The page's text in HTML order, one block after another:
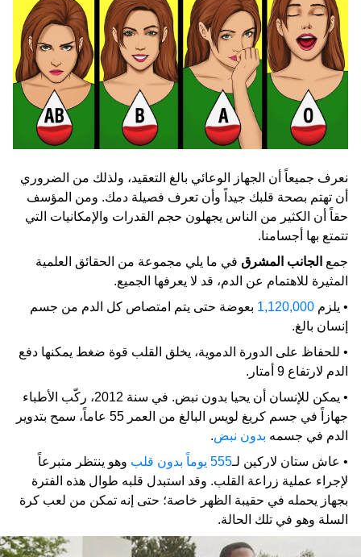
نعرف جميعاً أن الجهاز الوعائي بالغ التعقيد، ولذلك من الضروري
أن تهتم بصحة قلبك جيداً وأن تعرف فصيلة دمك. ومن المؤسف
حقاً أن الكثير من الناس يجهلون حجم القدرات والإمكانيات التي
تتمتع بها أجسامنا.
جمع الجانب المشرق في ما يلي مجموعة من الحقائق العلمية
المثيرة للاهتمام عن الدم، قد لا يعرفها الجميع.
• يلزم 1,120,000 بعوضة حتى يتم امتصاص كل الدم من جسم
إنسان بالغ.
• للحفاظ على الدورة الدموية، يخلق القلب قوة ضغط يمكنها دفع
الدم لارتفاع 9 أمتار.
• يمكن للإنسان أن يحيا بدون نبض. في سنة 2012، ركّب الأطباء
جهازاً في جسم كريغ لويس البالغ من العمر 55 عاماً، سمح بتدوير
الدم في جسمه بدون نبض.
• عاش ستان لاركين لـ555 يوماً بدون قلب
وهو ينتظر متبرعاً
لإجراء عملية زراعة القلب. وقد استبدل قلبه طوال هذه الفترة
بجهاز يحمله في حقيبة الظهر خاصة؛ حتى إنه تمكن من لعب كرة
السلة وهو في تلك الحالة.